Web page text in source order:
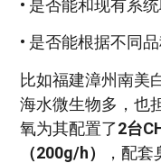
• 是否能和现有系统
• 是否能根据不同品
比如福建漳州南美
海水微生物多，也
氧为其配置了2台
（200g/h）
，配